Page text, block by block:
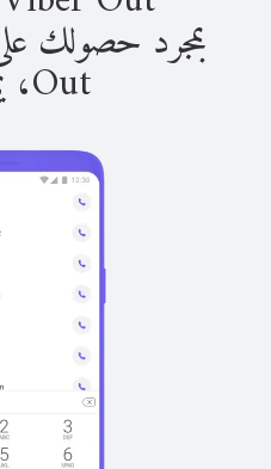
Out، يمكنك: